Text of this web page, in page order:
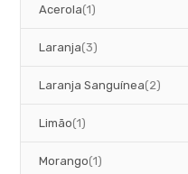
Acerola 1
artigo
Laranja 3
artigos
Laranja Sanguínea 2
artigos
Limão 1
artigo
Morango 1
artigo